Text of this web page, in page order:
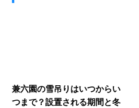
兼六園の雪吊りはいつからい
つまで？設置される期間と冬